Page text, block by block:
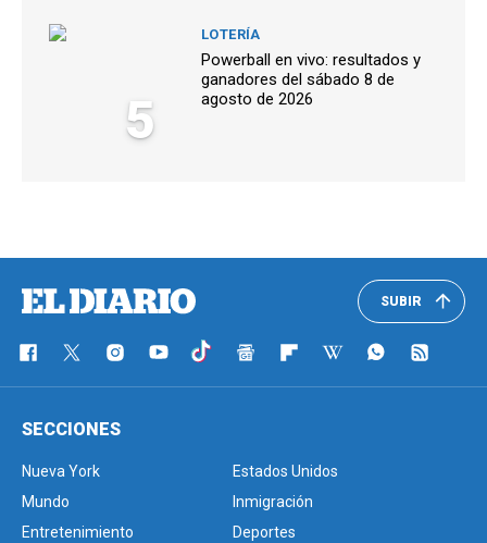
5
LOTERÍA
Powerball en vivo: resultados y
ganadores del sábado 8 de
agosto de 2026
SUBIR
SECCIONES
Nueva York
Estados Unidos
Mundo
Inmigración
Entretenimiento
Deportes